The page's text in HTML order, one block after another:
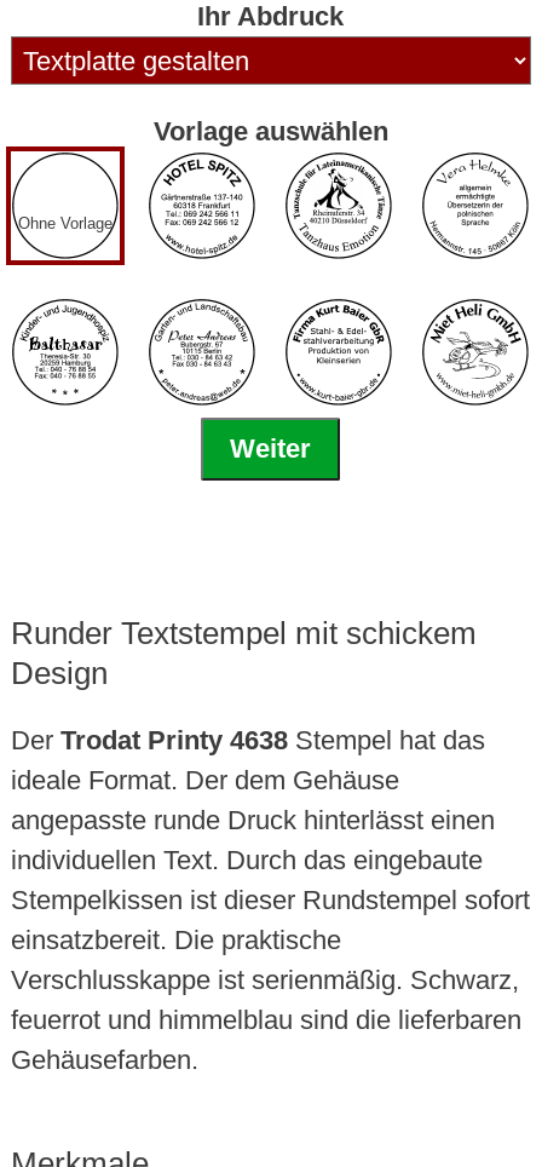
Ihr Abdruck
Vorlage auswählen
Ohne Vorlage
Weiter
Runder Textstempel mit schickem
Design
Der Trodat Printy 4638Stempel hat das
ideale Format. Der dem Gehäuse
angepasste runde Druck hinterlässt einen
individuellen Text. Durch das eingebaute
Stempelkissen ist dieser Rundstempel sofort
einsatzbereit. Die praktische
Verschlusskappe ist serienmäßig. Schwarz,
feuerrot und himmelblau sind die lieferbaren
Gehäusefarben.